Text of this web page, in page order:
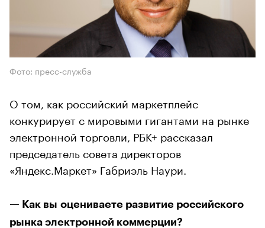
Фото: пресс-служба
О том, как российский маркетплейс
конкурирует с мировыми гигантами на рынке
электронной торговли, РБК+ рассказал
председатель совета директоров
«Яндекс.Маркет» Габриэль Наури.
— Как вы оцениваете развитие российского
рынка электронной коммерции?